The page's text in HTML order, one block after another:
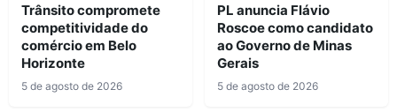
Trânsito compromete
competitividade do
comércio em Belo
Horizonte
5 de agosto de 2026
PL anuncia Flávio
Roscoe como candidato
ao Governo de Minas
Gerais
5 de agosto de 2026